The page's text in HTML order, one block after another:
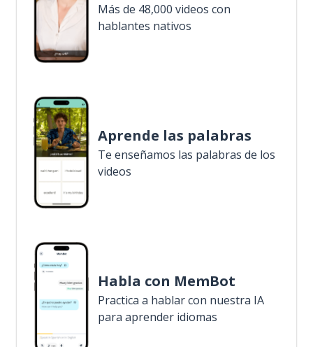
Más de 48,000 videos con
hablantes nativos
Aprende las palabras
Te enseñamos las palabras de los
videos
Habla con MemBot
Practica a hablar con nuestra IA
para aprender idiomas